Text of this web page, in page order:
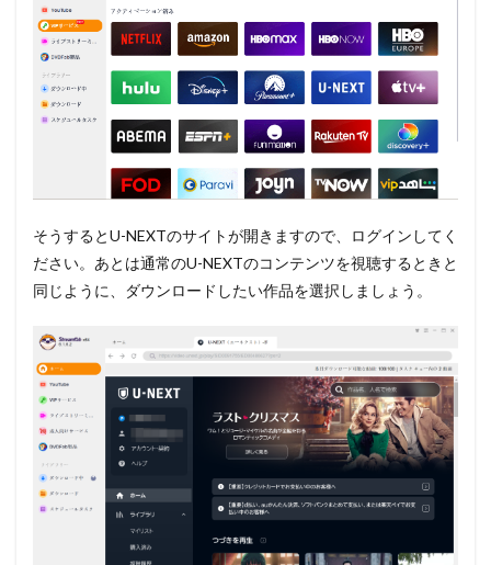
そうするとU-NEXTのサイトが開きますので、ログインしてく
ださい。あとは通常のU-NEXTのコンテンツを視聴するときと
同じように、ダウンロードしたい作品を選択しましょう。